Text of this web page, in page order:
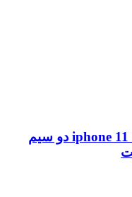
گوشی موبایل اپل iphone 11 Pro Max دو سیم